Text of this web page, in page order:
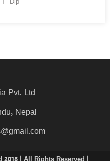
Pvt. Ltd
Nepal